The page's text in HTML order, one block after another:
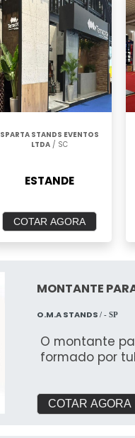
SPARTA STANDS EVENTOS
LTDA / SC
ESTANDE
COTAR AGORA
MONTANTE
O.M.A STANDS/ - SP
O montante
formado por
COTAR AGORA